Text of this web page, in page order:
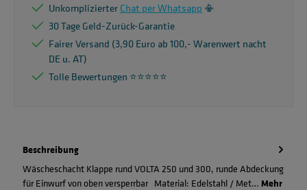
UnkomplizierterChat per Whatsapp 📳
30 Tage Geld-Zurück-Garantie
Fairer Versand (3,90 Euro ab 100,- Warenwert nacht
DE u. AT)
Tolle Bewertungen ⭐️⭐️⭐️⭐️⭐️
Beschreibung
Wäscheschacht Klappe rund VOLTA 250 und 300, runde Abdeckung
für Einwurf von oben versperrbar Material: Edelstahl / Met… Mehr